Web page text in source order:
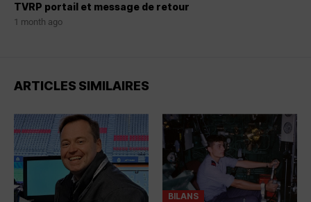
TVRP portail et message de retour
1 month ago
ARTICLES SIMILAIRES
BILANS